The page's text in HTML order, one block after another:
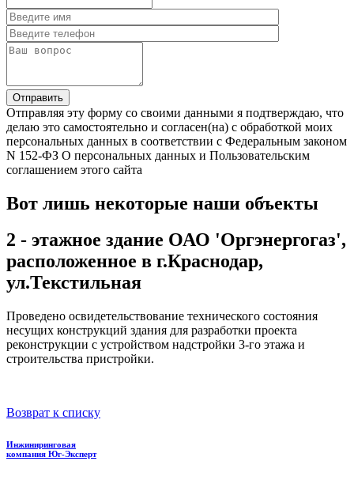
Отправляя эту форму со своими данными я подтверждаю, что
делаю это самостоятельно и согласен(на) с обработкой моих
персональных данных в соответствии с Федеральным законом
N 152-ФЗ О персональных данных и Пользовательским
соглашением этого сайта
Вот лишь некоторые наши объекты
2 - этажное здание ОАО 'Оргэнергогаз',
расположенное в г.Краснодар,
ул.Текстильная
Проведено освидетельствование технического состояния
несущих конструкций здания для разработки проекта
реконструкции с устройством надстройки 3-го этажа и
строительства пристройки.
Возврат к списку
Инжиниринговая
компания Юг-Эксперт